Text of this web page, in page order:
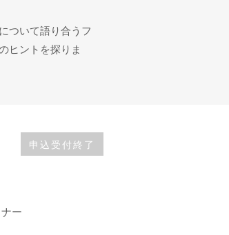
ついて語り合うフ
ヒントを探りま
申込受付終了
ー